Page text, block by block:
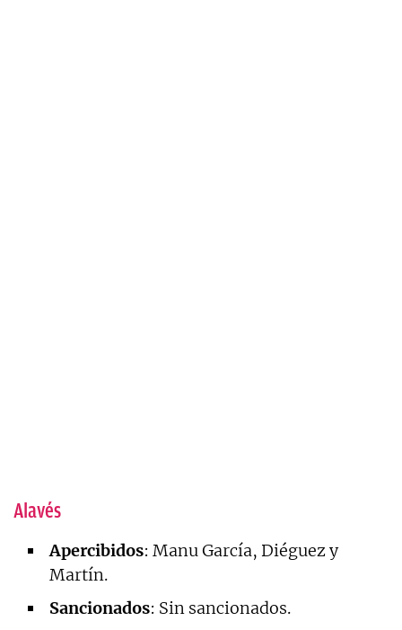
Alavés
Apercibidos: Manu García, Diéguez y
Martín.
Sancionados: Sin sancionados.